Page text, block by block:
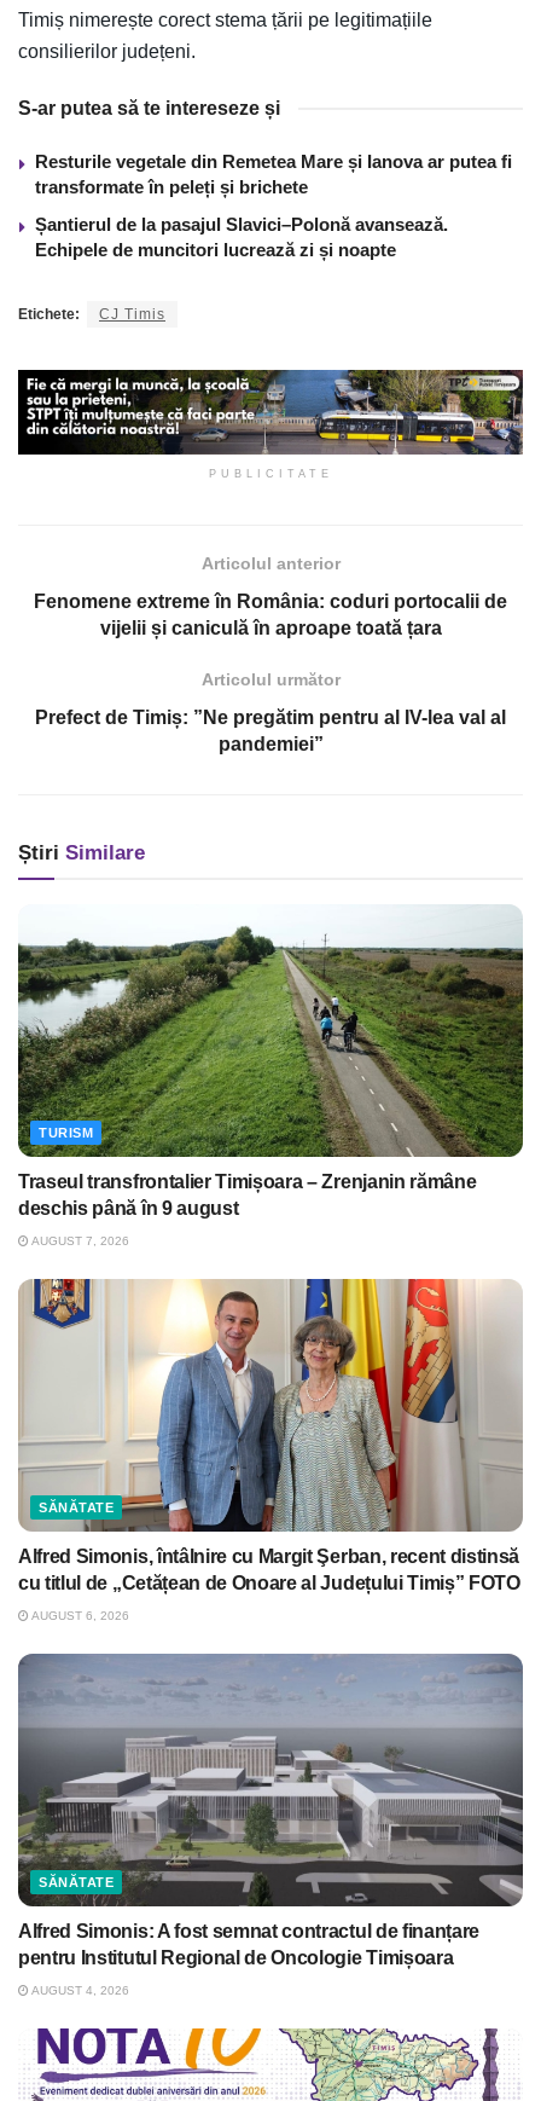
Timiș nimerește corect stema țării pe legitimațiile
consilierilor județeni.
S-ar putea să te intereseze și
Resturile vegetale din Remetea Mare și Ianova ar putea fi
transformate în peleți și brichete
Șantierul de la pasajul Slavici–Polonă avansează.
Echipele de muncitori lucrează zi și noapte
Etichete: CJ Timis
PUBLICITATE
Articolul anterior
Fenomene extreme în România: coduri portocalii de
vijelii și caniculă în aproape toată țara
Articolul următor
Prefect de Timiș: ”Ne pregătim pentru al IV-lea val al
pandemiei”
Știri Similare
TURISM
Traseul transfrontalier Timișoara – Zrenjanin rămâne
deschis până în 9 august
AUGUST 7, 2026
SĂNĂTATE
Alfred Simonis, întâlnire cu Margit Şerban, recent distinsă
cu titlul de „Cetățean de Onoare al Județului Timiș” FOTO
AUGUST 6, 2026
SĂNĂTATE
Alfred Simonis: A fost semnat contractul de finanțare
pentru Institutul Regional de Oncologie Timișoara
AUGUST 4, 2026